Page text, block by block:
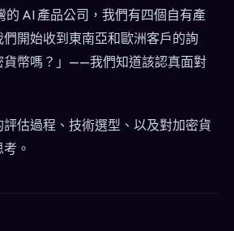
的 AI 產品公司，我們有四個自有產
開始收到東南亞和歐洲客戶的詢
貨幣嗎？」——我們知道該認真面對
估過程、技術選型、以及對加密貨
。